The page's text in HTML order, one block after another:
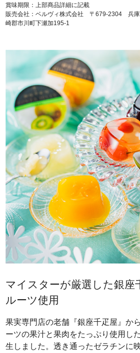
賞味期限：上部商品詳細に記載
販売会社：ベルヴィ株式会社 〒679-2304 兵
崎郡市川町下瀬加195-1
マイスターが厳選した銀座
ルーツ使用
果実専門店の老舗『銀座千疋屋』か
ーツの果汁と果肉をたっぷり使用し
生しました。透き通ったゼラチンに